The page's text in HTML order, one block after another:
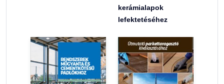
kerámialapok
lefektetéséhez